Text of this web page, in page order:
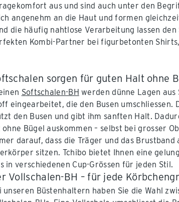
aus und sind auch unter den
angenehm an die Haut und formen
die häufig nahtlose Verarbeitung lassen den
Kombi-Partner bei figurbetonten Shirts,
sorgen für guten Halt ohne
Softschalen-BH werden dünne Lagen
eingearbeitet, die den Busen umschliessen.
den Busen und gibt ihm sanften Halt.
Bügel auskommen – selbst bei grosser
darauf, dass die Träger und das Brustband
sitzen. Tchibo bietet Ihnen eine
in verschiedenen Cup-Grössen für jeden Stil.
Vollschalen-BH – für jede
unseren Büstenhaltern haben Sie die Wahl